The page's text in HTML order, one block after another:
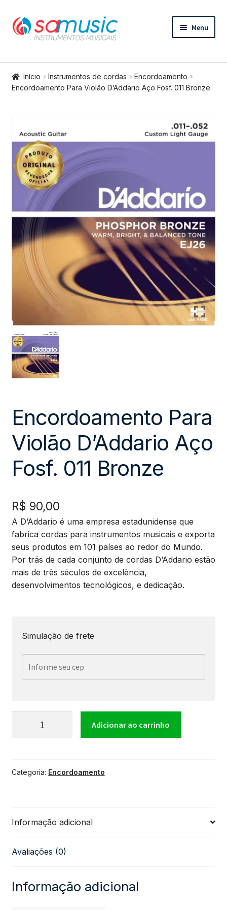
Pular
para
Pular
para
conteúdo
Menu
Instrumentos de cordas
Bateria e percussão
Teclados e Sopros
menu
Áudio e Tecnologia
Início Instrumentos de cordas
Encordoamento
Encordoamento Para Violão D’Addario Aço Fosf. 011 Bronze
Encordoamento Para
Violão D’Addario Aço
Fosf. 011 Bronze
R$ 90,00
A D’Addario é uma empresa estadunidense que
fabrica cordas para instrumentos musicais e exporta
seus produtos em 101 países ao redor do Mundo.
Por trás de cada conjunto de cordas D’Addario estão
mais de três séculos de excelência,
desenvolvimentos tecnológicos, e dedicação.
Simulação de frete
Encordoamento
Violão
Fosf.
011
Adicionar ao carrinho
Categoria: Encordoamento
Informação adicional
Avaliações (0)
Informação adicional